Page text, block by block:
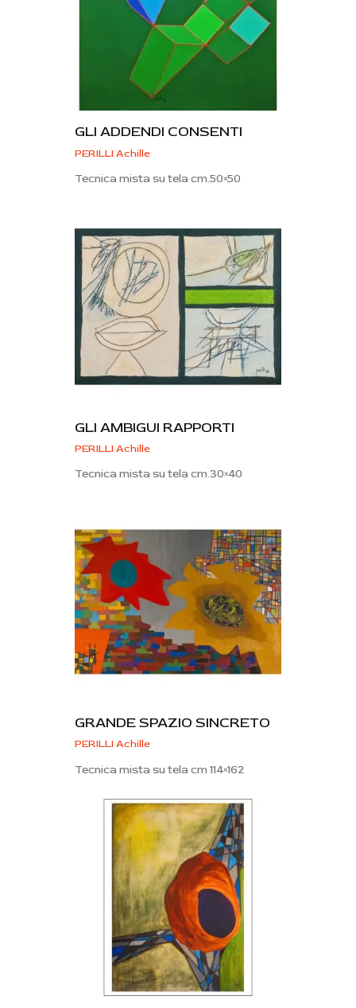
GLI ADDENDI CONSENTI
PERILLI Achille
Tecnica mista su tela cm.50×50
GLI AMBIGUI RAPPORTI
PERILLI Achille
Tecnica mista su tela cm.30×40
GRANDE SPAZIO SINCRETO
PERILLI Achille
Tecnica mista su tela cm 114×162